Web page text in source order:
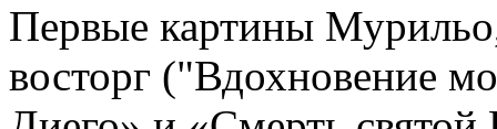
Первые картины
восторг ("Вдохновение